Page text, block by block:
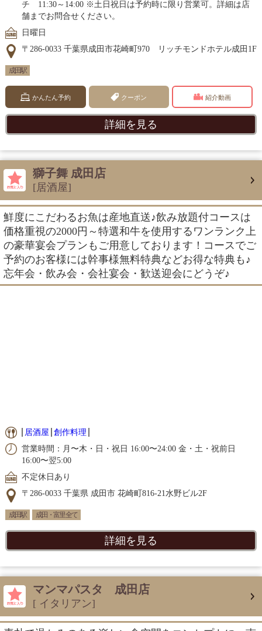
チ 11:30～14:00 ※土日祝日は予約時に限り営業可。詳細は店
舗までお問合せください。
日曜日
〒286-0033 千葉県成田市花崎町970 リッチモンドホテル成田1F
成田駅
かんたん予約 クーポン 紹介動画
詳細を見る
獅子舞 成田店
[居酒屋]
鮮度にこだわるお魚は産地直送♪飲み放題付コースは
価格重視の2000円～特選和牛を使用するワンランク上
の豪華宴会プランもご用意しております！コースでご
予約のお客様には幹事様無料特典などお得な特典も♪
忘年会・飲み会・会社宴会・歓送迎会にどうぞ♪
居酒屋 創作料理
営業時間：月〜木・日・祝日 16:00〜24:00 金・土・祝前日
16:00〜翌5:00
不定休日あり
〒286-0033 千葉県 成田市 花崎町816-21水野ビル2F
成田駅 成田・富里 全て
詳細を見る
マンマパスタ 成田店
[ イタリアン]